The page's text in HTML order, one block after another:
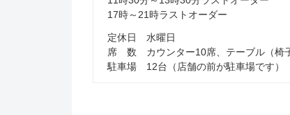
17時～21時ラストオーダー
定休日 水曜日
席 数 カウンター10席、テーブル（椅
駐車場 12台（店舗の前が駐車場です）